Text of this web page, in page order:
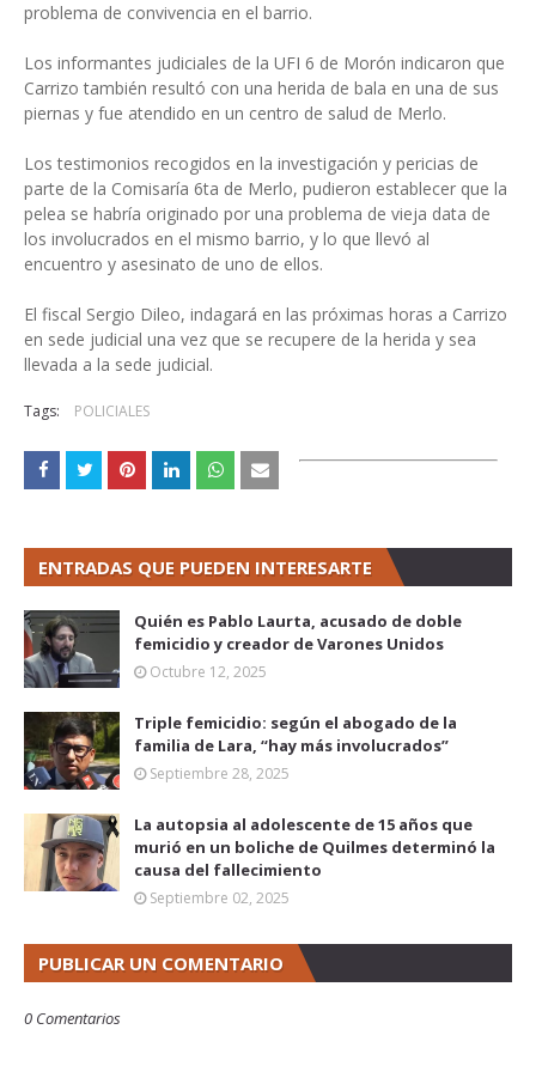
problema de convivencia en el barrio.
Los informantes judiciales de la UFI 6 de Morón indicaron que
Carrizo también resultó con una herida de bala en una de sus
piernas y fue atendido en un centro de salud de Merlo.
Los testimonios recogidos en la investigación y pericias de
parte de la Comisaría 6ta de Merlo, pudieron establecer que la
pelea se habría originado por una problema de vieja data de
los involucrados en el mismo barrio, y lo que llevó al
encuentro y asesinato de uno de ellos.
El fiscal Sergio Dileo, indagará en las próximas horas a Carrizo
en sede judicial una vez que se recupere de la herida y sea
llevada a la sede judicial.
Tags: POLICIALES
ENTRADAS QUE PUEDEN INTERESARTE
Quién es Pablo Laurta, acusado de doble
femicidio y creador de Varones Unidos
Octubre 12, 2025
Triple femicidio: según el abogado de la
familia de Lara, “hay más involucrados”
Septiembre 28, 2025
La autopsia al adolescente de 15 años que
murió en un boliche de Quilmes determinó la
causa del fallecimiento
Septiembre 02, 2025
PUBLICAR UN COMENTARIO
0 Comentarios